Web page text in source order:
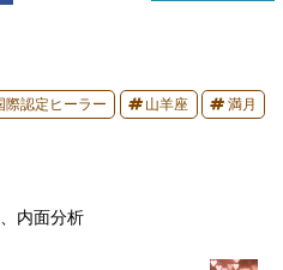
際認定ヒーラー 山羊座 満月
内面分析